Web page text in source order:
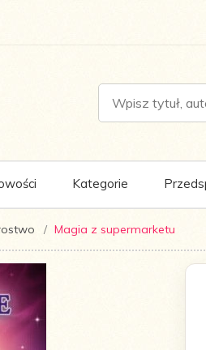
Kategorie
Magia z supermarketu